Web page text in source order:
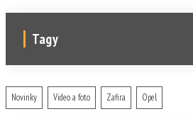
Tagy
Novinky Video a foto Zafira Opel